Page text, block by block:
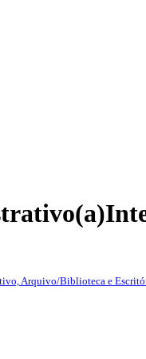
Arquivo/Biblioteca e